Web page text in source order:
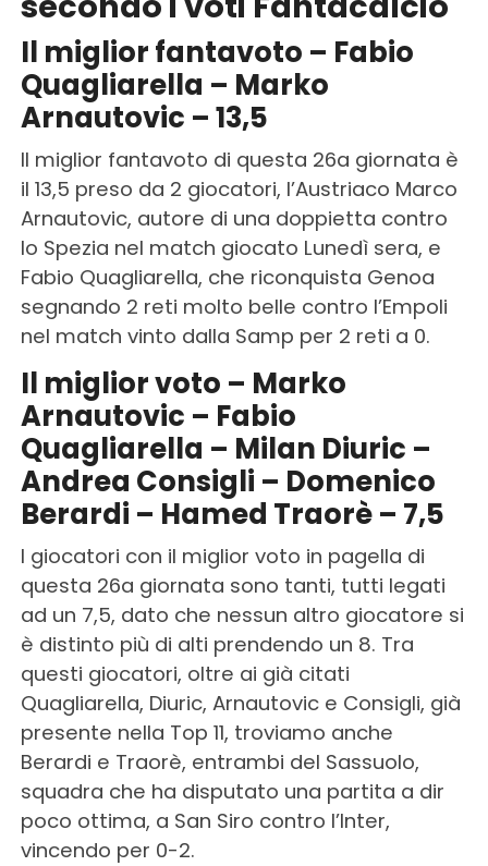
Il miglior fantavoto – Fabio
Quagliarella – Marko
Arnautovic – 13,5
Il miglior fantavoto di questa 26a giornata è
il 13,5 preso da 2 giocatori, l’Austriaco Marco
Arnautovic, autore di una doppietta contro
lo Spezia nel match giocato Lunedì sera, e
Fabio Quagliarella, che riconquista Genoa
segnando 2 reti molto belle contro l’Empoli
nel match vinto dalla Samp per 2 reti a 0.
Il miglior voto – Marko
Arnautovic – Fabio
Quagliarella – Milan Diuric –
Andrea Consigli – Domenico
Berardi – Hamed Traorè – 7,5
I giocatori con il miglior voto in pagella di
questa 26a giornata sono tanti, tutti legati
ad un 7,5, dato che nessun altro giocatore si
è distinto più di alti prendendo un 8. Tra
questi giocatori, oltre ai già citati
Quagliarella, Diuric, Arnautovic e Consigli, già
presente nella Top 11, troviamo anche
Berardi e Traorè, entrambi del Sassuolo,
squadra che ha disputato una partita a dir
poco ottima, a San Siro contro l’Inter,
vincendo per 0-2.